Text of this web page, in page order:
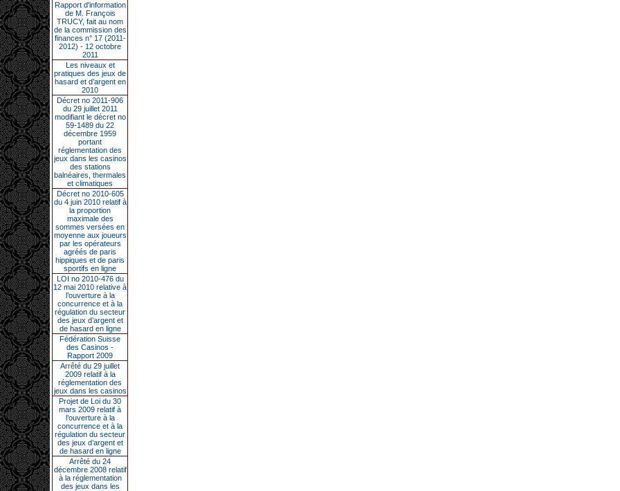
Rapport d'information
de M. François
TRUCY, fait au nom
de la commission des
finances n° 17 (2011-
2012) - 12 octobre
2011
Les niveaux et
pratiques des jeux de
hasard et d’argent en
2010
Décret no 2011-906
du 29 juillet 2011
modifiant le décret no
59-1489 du 22
décembre 1959
portant
réglementation des
jeux dans les casinos
des stations
balnéaires, thermales
et climatiques
Décret no 2010-605
du 4 juin 2010 relatif à
la proportion
maximale des
sommes versées en
moyenne aux joueurs
par les opérateurs
agréés de paris
hippiques et de paris
sportifs en ligne
LOI no 2010-476 du
12 mai 2010 relative à
l’ouverture à la
concurrence et à la
régulation du secteur
des jeux d’argent et
de hasard en ligne
Fédération Suisse
des Casinos -
Rapport 2009
Arrêté du 29 juillet
2009 relatif à la
réglementation des
jeux dans les casinos
Projet de Loi du 30
mars 2009 relatif à
l’ouverture à la
concurrence et à la
régulation du secteur
des jeux d’argent et
de hasard en ligne
Arrêté du 24
décembre 2008 relatif
à la réglementation
des jeux dans les